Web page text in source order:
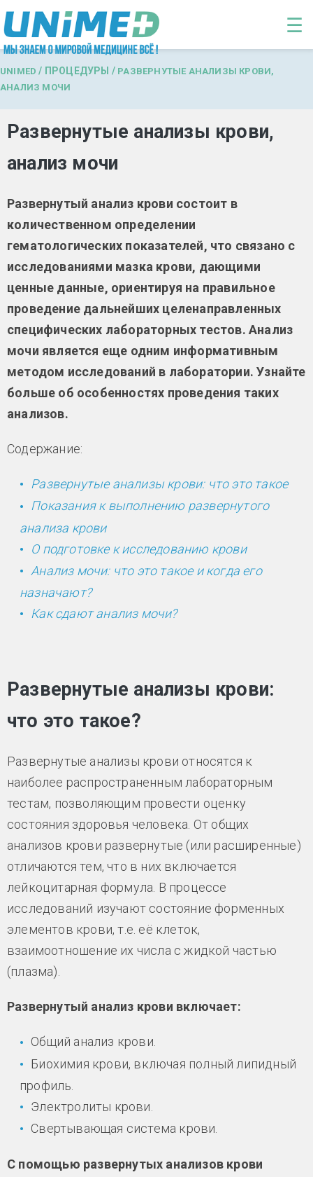
Перейти к основному содержанию
☰
UNIMED / ПРОЦЕДУРЫ / РАЗВЕРНУТЫЕ АНАЛИЗЫ КРОВИ,
АНАЛИЗ МОЧИ
Развернутые анализы крови,
анализ мочи
Развернутый анализ крови состоит в
количественном определении
гематологических показателей, что связано с
исследованиями мазка крови, дающими
ценные данные, ориентируя на правильное
проведение дальнейших целенаправленных
специфических лабораторных тестов. Анализ
мочи является еще одним информативным
методом исследований в лаборатории. Узнайте
больше об особенностях проведения таких
анализов.
Содержание:
Развернутые анализы крови: что это такое
Показания к выполнению развернутого
анализа крови
О подготовке к исследованию крови
Анализ мочи: что это такое и когда его
назначают?
Как сдают анализ мочи?
Развернутые анализы крови:
что это такое?
Развернутые анализы крови относятся к
наиболее распространенным лабораторным
тестам, позволяющим провести оценку
состояния здоровья человека. От общих
анализов крови развернутые (или расширенные)
отличаются тем, что в них включается
лейкоцитарная формула. В процессе
исследований изучают состояние форменных
элементов крови, т.е. её клеток,
взаимоотношение их числа с жидкой частью
(плазма).
Развернутый анализ крови включает:
Общий анализ крови.
Биохимия крови, включая полный липидный
профиль.
Электролиты крови.
Свертывающая система крови.
С помощью развернутых анализов крови